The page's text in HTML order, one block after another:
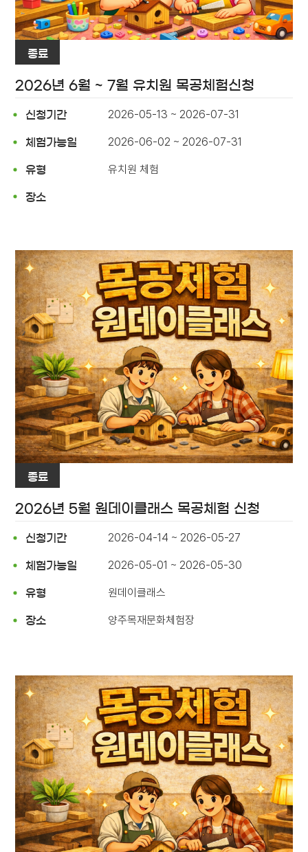
종료
2026년 6월 ~ 7월 유치원 목공체험신청
신청기간 2026-05-13 ~ 2026-07-31
체험가능일 2026-06-02 ~ 2026-07-31
유형 유치원 체험
장소
종료
2026년 5월 원데이클래스 목공체험 신청
신청기간 2026-04-14 ~ 2026-05-27
체험가능일 2026-05-01 ~ 2026-05-30
유형 원데이클래스
장소 양주목재문화체험장